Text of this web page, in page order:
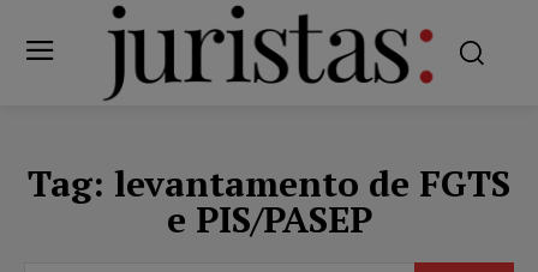
Tag: levantamento de FGTS
e PIS/PASEP